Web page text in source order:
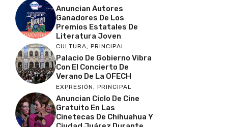
Anuncian Autores
Ganadores De Los
Premios Estatales De
Literatura Joven
CULTURA, PRINCIPAL
Palacio De Gobierno Vibra
Con El Concierto De
Verano De La OFECH
EXPRESIÓN , PRINCIPAL
Anuncian Ciclo De Cine
Gratuito En Las
Cinetecas De Chihuahua Y